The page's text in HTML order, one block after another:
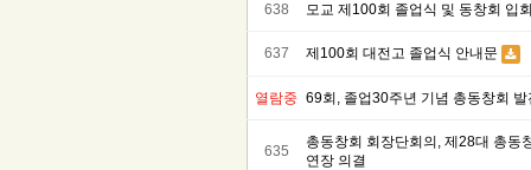
638 모교 제100회 졸업식 및 동창회 입
637 제100회 대전고 졸업식 안내문
열람중 69회, 졸업30주년 기념 총동창회
635
총동창회 회장단회의, 제28대 총동
연장 의결